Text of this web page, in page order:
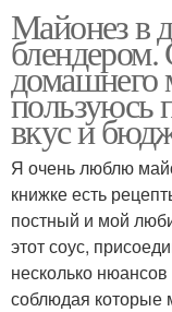
Майонез в
блендером.
домашнего
пользуюсь
вкус и
Я очень люблю
книжке есть
постный и мой
этот соус,
несколько нюансов
соблюдая которые